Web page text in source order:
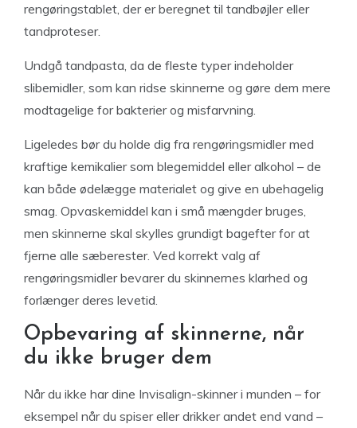
rengøringstablet, der er beregnet til tandbøjler eller
tandproteser.
Undgå tandpasta, da de fleste typer indeholder
slibemidler, som kan ridse skinnerne og gøre dem mere
modtagelige for bakterier og misfarvning.
Ligeledes bør du holde dig fra rengøringsmidler med
kraftige kemikalier som blegemiddel eller alkohol – de
kan både ødelægge materialet og give en ubehagelig
smag. Opvaskemiddel kan i små mængder bruges,
men skinnerne skal skylles grundigt bagefter for at
fjerne alle sæberester. Ved korrekt valg af
rengøringsmidler bevarer du skinnernes klarhed og
forlænger deres levetid.
Opbevaring af skinnerne, når
du ikke bruger dem
Når du ikke har dine Invisalign-skinner i munden – for
eksempel når du spiser eller drikker andet end vand –